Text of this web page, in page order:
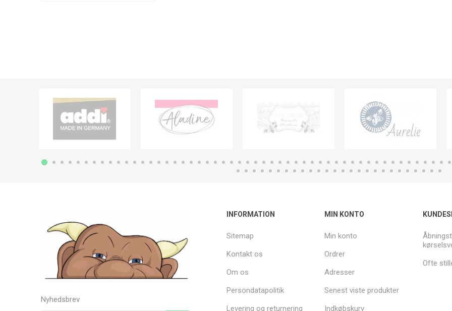
Nyhedsbrev
INFORMATION
Sitemap
Kontakt os
Om os
Persondatapolitik
Levering og returnering
MIN KONTO
Min konto
Ordrer
Adresser
Senest viste produkter
Indkøbskurv
Ofte